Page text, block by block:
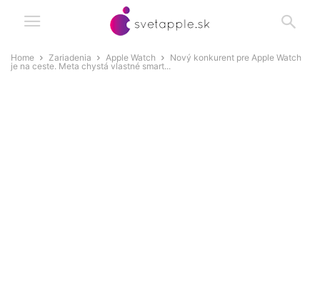
Home Zariadenia Apple Watch
Nový konkurent pre Apple Watch
je na ceste. Meta chystá vlastné smart...